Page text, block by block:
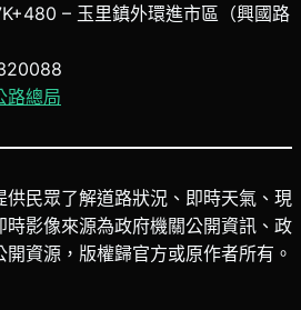
– 玉里鎮外環進市區（興國路
路總局
民眾了解道路狀況、即時天氣、現
影像來源為政府機關公開資訊、政
資源，版權歸官方或原作者所有。